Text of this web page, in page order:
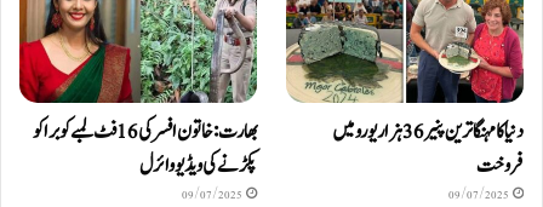
دنیا کا مہنگا ترین پنیر 36 ہزار یورو میں
فروخت
09/07/2025
بھارت: خاتون افسر کی 16 فٹ لمبے کوبرا کو
پکڑنے کی ویڈیو وائرل
09/07/2025